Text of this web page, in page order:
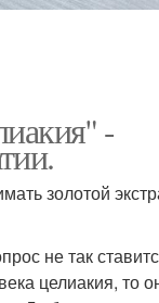
-
золотой
не так
целиакия, то